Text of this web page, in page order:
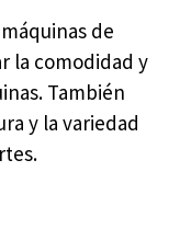
de
la comodidad y
También
y la variedad